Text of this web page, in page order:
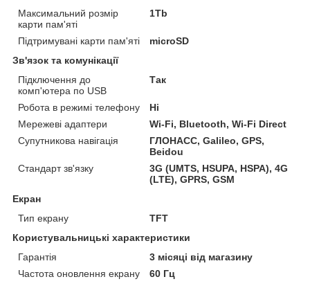
Максимальний розмір
карти пам'яті
1Tb
Підтримувані карти пам'яті
microSD
Зв'язок та комунікації
Підключення до
комп'ютера по USB
Так
Робота в режимі телефону
Ні
Мережеві адаптери
Wi-Fi, Bluetooth, Wi-Fi Direct
Супутникова навігація
ГЛОНАСС, Galileo, GPS,
Beidou
Стандарт зв'язку
3G (UMTS, HSUPA, HSPA), 4G
(LTE), GPRS, GSM
Екран
Тип екрану
TFT
Користувальницькі характеристики
Гарантія
3 місяці від магазину
Частота оновлення екрану
60 Гц